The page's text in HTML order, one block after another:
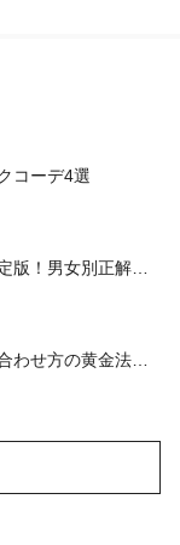
コーデ4選
版！男女別正解ス
わせ方の黄金法則